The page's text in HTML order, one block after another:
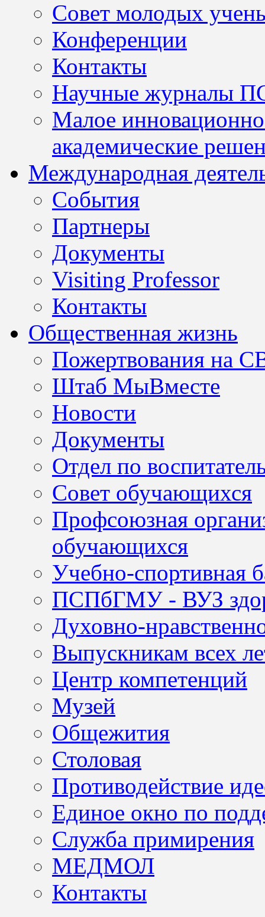
Совет молодых
Конференции
Контакты
Научные журналы
Малое
академические
Международная
События
Партнеры
Документы
Visiting Professor
Контакты
Общественная жизнь
Пожертвования на
Штаб МыВместе
Новости
Документы
Отдел по
Совет обучающихся
Профсоюзная
обучающихся
Учебно-спортивная
ПСПбГМУ - ВУЗ
Духовно-
Выпускникам всех
Центр компетенций
Музей
Общежития
Столовая
Противодействие
Единое окно по
Служба примирения
МЕДМОЛ
Контакты